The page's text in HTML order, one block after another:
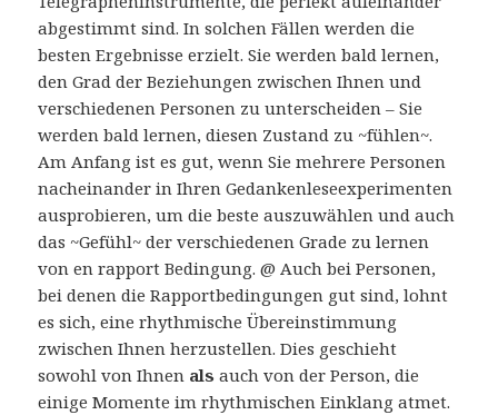
abgestimmt sind. In solchen Fällen werden die
besten Ergebnisse erzielt. Sie werden bald lernen,
den Grad der Beziehungen zwischen Ihnen und
verschiedenen Personen zu unterscheiden – Sie
werden bald lernen, diesen Zustand zu ~fühlen~.
Am Anfang ist es gut, wenn Sie mehrere Personen
nacheinander in Ihren Gedankenleseexperimenten
ausprobieren, um die beste auszuwählen und auch
das ~Gefühl~ der verschiedenen Grade zu lernen
von en rapport Bedingung. @ Auch bei Personen,
bei denen die Rapportbedingungen gut sind, lohnt
es sich, eine rhythmische Übereinstimmung
zwischen Ihnen herzustellen. Dies geschieht
sowohl von Ihnen als auch von der Person, die
einige Momente im rhythmischen Einklang atmet.